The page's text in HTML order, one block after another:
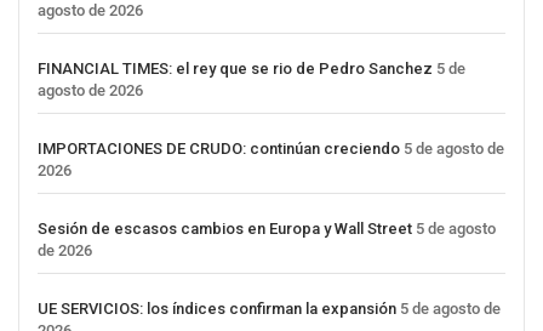
agosto de 2026
FINANCIAL TIMES: el rey que se rio de Pedro Sanchez 5 de
agosto de 2026
IMPORTACIONES DE CRUDO: continúan creciendo 5 de agosto de
2026
Sesión de escasos cambios en Europa y Wall Street 5 de agosto
de 2026
UE SERVICIOS: los índices confirman la expansión 5 de agosto de